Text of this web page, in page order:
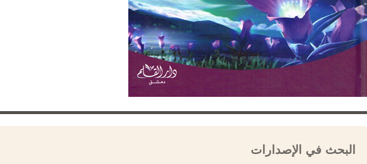
البحث في الإصدارات